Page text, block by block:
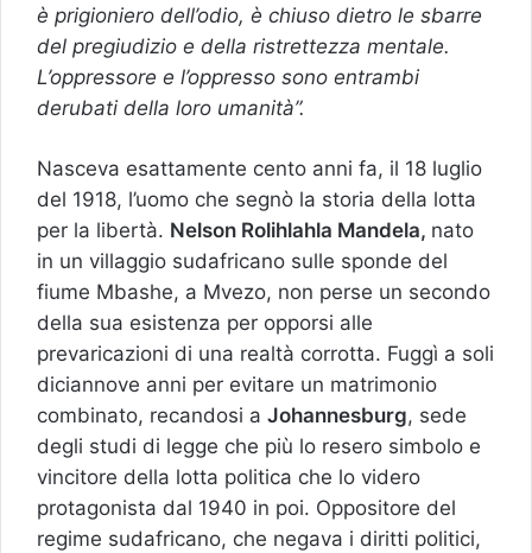
è prigioniero dell’odio, è chiuso dietro le sbarre
del pregiudizio e della ristrettezza mentale.
L’oppressore e l’oppresso sono entrambi
derubati della loro umanità”.
Nasceva esattamente cento anni fa, il 18 luglio
del 1918, l’uomo che segnò la storia della lotta
per la libertà. Nelson Rolihlahla Mandela, nato
in un villaggio sudafricano sulle sponde del
fiume Mbashe, a Mvezo, non perse un secondo
della sua esistenza per opporsi alle
prevaricazioni di una realtà corrotta. Fuggì a soli
diciannove anni per evitare un matrimonio
combinato, recandosi a Johannesburg, sede
degli studi di legge che più lo resero simbolo e
vincitore della lotta politica che lo videro
protagonista dal 1940 in poi. Oppositore del
regime sudafricano, che negava i diritti politici,